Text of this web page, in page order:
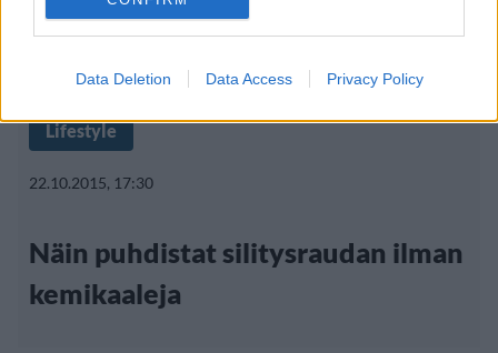
Data Deletion Data Access Privacy Policy
Lifestyle
22.10.2015, 17:30
Näin puhdistat silitysraudan ilman
kemikaaleja